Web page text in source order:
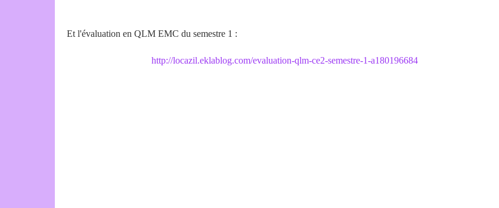
Et l'évaluation en QLM EMC du semestre 1 :
http://locazil.eklablog.com/evaluation-qlm-ce2-semestre-1-a180196684